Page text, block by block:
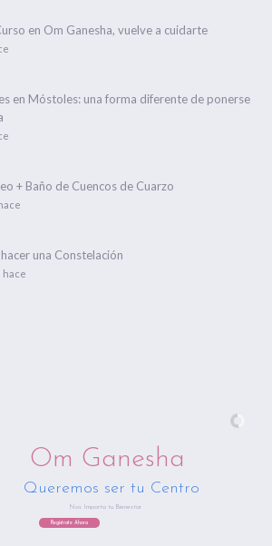
en Om Ganesha, vuelve a cuidarte
en Móstoles: una forma diferente de ponerse
+ Baño de Cuencos de Cuarzo
una Constelación
hace
Regístrate Ahora
Om Ganesha
Queremos ser tu Centro
Nos Importa tu Bienestar